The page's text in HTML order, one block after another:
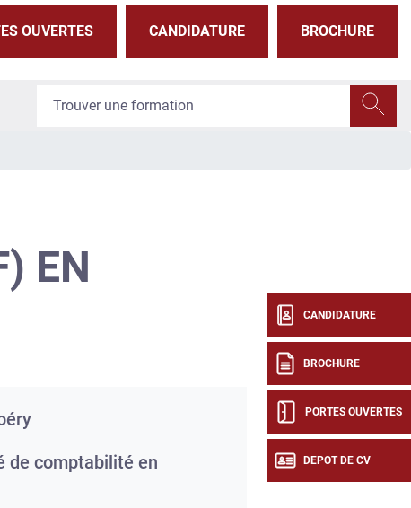
OUVERTES CANDIDATURE BROCHURE
CANDIDATURE
BROCHURE
PORTES OUVERTES
DEPOT DE CV
EN
de comptabilité en